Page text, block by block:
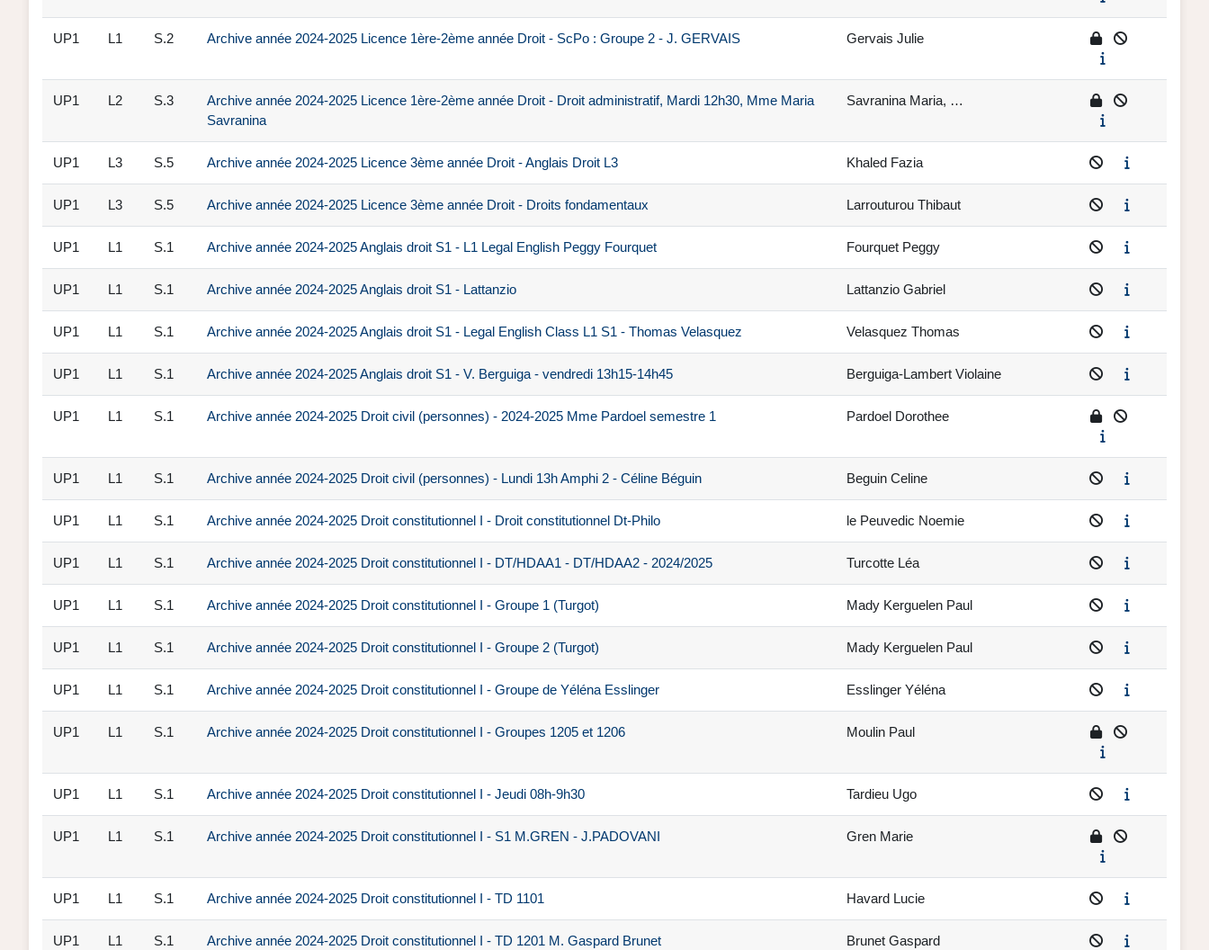
UP1 L1 S.2 Archive année 2024-2025 Licence 1ère-2ème année Droit - ScPo : Groupe 2 - J. GERVAIS Gervais Julie
UP1 L2 S.3
Archive année 2024-2025 Licence 1ère-2ème année Droit - Droit administratif, Mardi 12h30, Mme Maria
Savranina
Savranina Maria, …
UP1 L3 S.5 Archive année 2024-2025 Licence 3ème année Droit - Anglais Droit L3 Khaled Fazia
UP1 L3 S.5 Archive année 2024-2025 Licence 3ème année Droit - Droits fondamentaux Larrouturou Thibaut
UP1 L1 S.1 Archive année 2024-2025 Anglais droit S1 - L1 Legal English Peggy Fourquet Fourquet Peggy
UP1 L1 S.1 Archive année 2024-2025 Anglais droit S1 - Lattanzio Lattanzio Gabriel
UP1 L1 S.1 Archive année 2024-2025 Anglais droit S1 - Legal English Class L1 S1 - Thomas Velasquez Velasquez Thomas
UP1 L1 S.1 Archive année 2024-2025 Anglais droit S1 - V. Berguiga - vendredi 13h15-14h45 Berguiga-Lambert Violaine
UP1 L1 S.1 Archive année 2024-2025 Droit civil (personnes) - 2024-2025 Mme Pardoel semestre 1 Pardoel Dorothee
UP1 L1 S.1 Archive année 2024-2025 Droit civil (personnes) - Lundi 13h Amphi 2 - Céline Béguin Beguin Celine
UP1 L1 S.1 Archive année 2024-2025 Droit constitutionnel I - Droit constitutionnel Dt-Philo le Peuvedic Noemie
UP1 L1 S.1 Archive année 2024-2025 Droit constitutionnel I - DT/HDAA1 - DT/HDAA2 - 2024/2025 Turcotte Léa
UP1 L1 S.1 Archive année 2024-2025 Droit constitutionnel I - Groupe 1 (Turgot) Mady Kerguelen Paul
UP1 L1 S.1 Archive année 2024-2025 Droit constitutionnel I - Groupe 2 (Turgot) Mady Kerguelen Paul
UP1 L1 S.1 Archive année 2024-2025 Droit constitutionnel I - Groupe de Yéléna Esslinger Esslinger Yéléna
UP1 L1 S.1 Archive année 2024-2025 Droit constitutionnel I - Groupes 1205 et 1206 Moulin Paul
UP1 L1 S.1 Archive année 2024-2025 Droit constitutionnel I - Jeudi 08h-9h30 Tardieu Ugo
UP1 L1 S.1 Archive année 2024-2025 Droit constitutionnel I - S1 M.GREN - J.PADOVANI Gren Marie
UP1 L1 S.1 Archive année 2024-2025 Droit constitutionnel I - TD 1101 Havard Lucie
UP1 L1 S.1 Archive année 2024-2025 Droit constitutionnel I - TD 1201 M. Gaspard Brunet Brunet Gaspard